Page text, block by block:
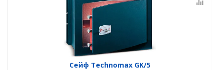
Сейф Technomax GK/5